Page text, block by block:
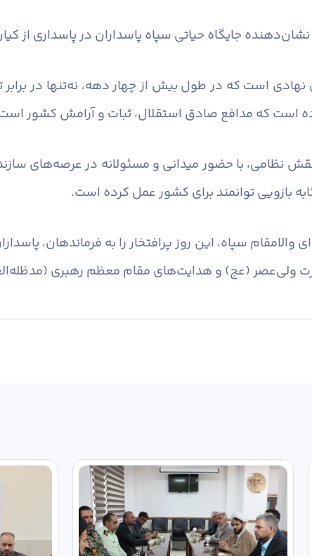
جایگاه حیاتی سپاه پاسداران در پاسداری از
نهادی است که در طول بیش از چهار دهه، نه‌تنها در
است که مدافع صادق استقلال، ثبات و آرامش کشور
نقش نظامی، با حضور میدانی و مسئولانه در عرصه‌های
بازویی توانمند برای کشور عمل کرده است.
والامقام سپاه، این روز پرافتخار را به فرماندهان،
ولی‌عصر (عج) و هدایت‌های مقام معظم رهبری